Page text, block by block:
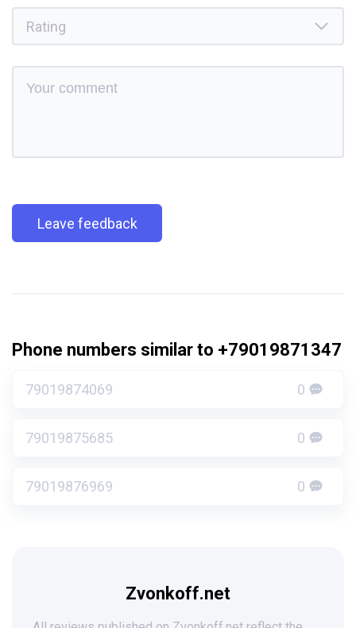
Leave feedback
Phone numbers similar to +79019871347
79019874069 0
79019875685 0
79019876969 0
Zvonkoff.net